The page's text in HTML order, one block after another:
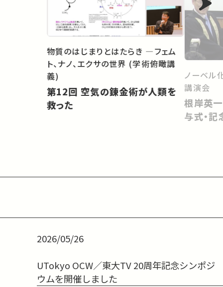
物質のはじまりとはたらき ―フェム
ト、ナノ、エクサの世界 (学術俯瞰講
義)
第12回 空気の錬金術が人類を
救った
ノーベル
講演会
根岸英
与式・
2026/05/26
UTokyo OCW／東大TV 20周年記念シンポジ
ウムを開催しました